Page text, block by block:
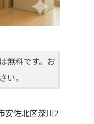
無料です。お
い。
安佐北区深川2